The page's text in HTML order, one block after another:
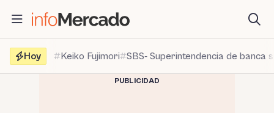
contenido
Hoy
Keiko Fujimori SBS- Superintendencia de banca
PUBLICIDAD